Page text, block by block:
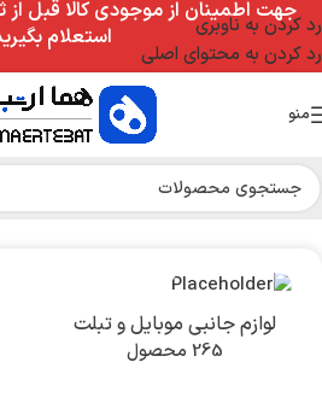
رد کردن به ناوبری
رد کردن به محتوای اصلی
جهت اطمینان از موجودی کالا قبل
استعلام
منو
خانه/تجهیزات کامپیوتر/پایه نگهدارنده لپ
لوازم جانبی موبایل و تبلت
265 محصول